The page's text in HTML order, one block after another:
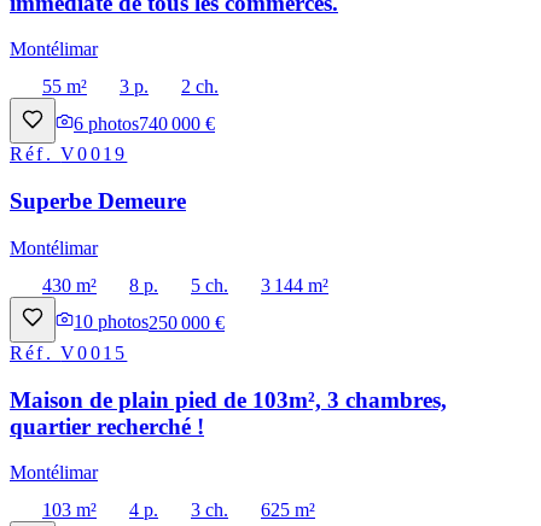
Montélimar
55 m²
3 p.
2 ch.
6 photos740 000 €
Réf.V0019
Superbe Demeure
Montélimar
430 m²
8 p. 5 ch.
3 144 m²
10 photos250 000 €
Réf.V0015
Maison de plain pied de 103m², 3 chambres,
quartier recherché !
Montélimar
103 m²
4 p. 3 ch.
625 m²